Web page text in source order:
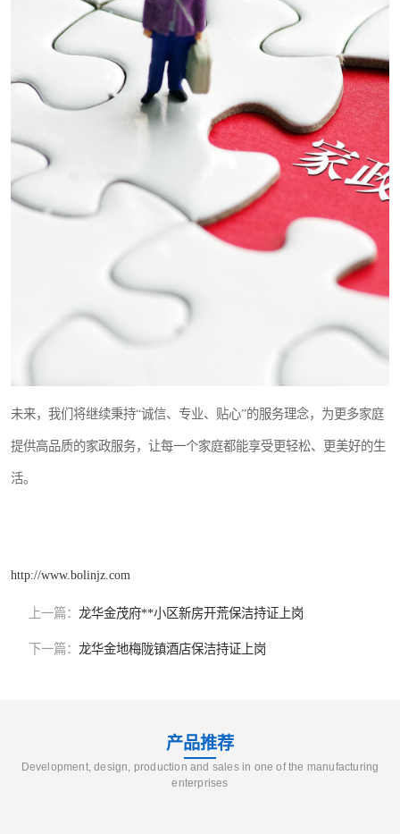
未来，我们将继续秉持“诚信、专业、贴心”的服务理念，为更多家庭
提供高品质的家政服务，让每一个家庭都能享受更轻松、更美好的生
活。
http://www.bolinjz.com
上一篇： 龙华金茂府**小区新房开荒保洁持证上岗
下一篇： 龙华金地梅陇镇酒店保洁持证上岗
产品推荐
Development, design, production and sales in one of the manufacturing
enterprises